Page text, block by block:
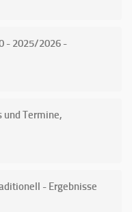
- 2025/2026 -
und Termine,
- Ergebnisse